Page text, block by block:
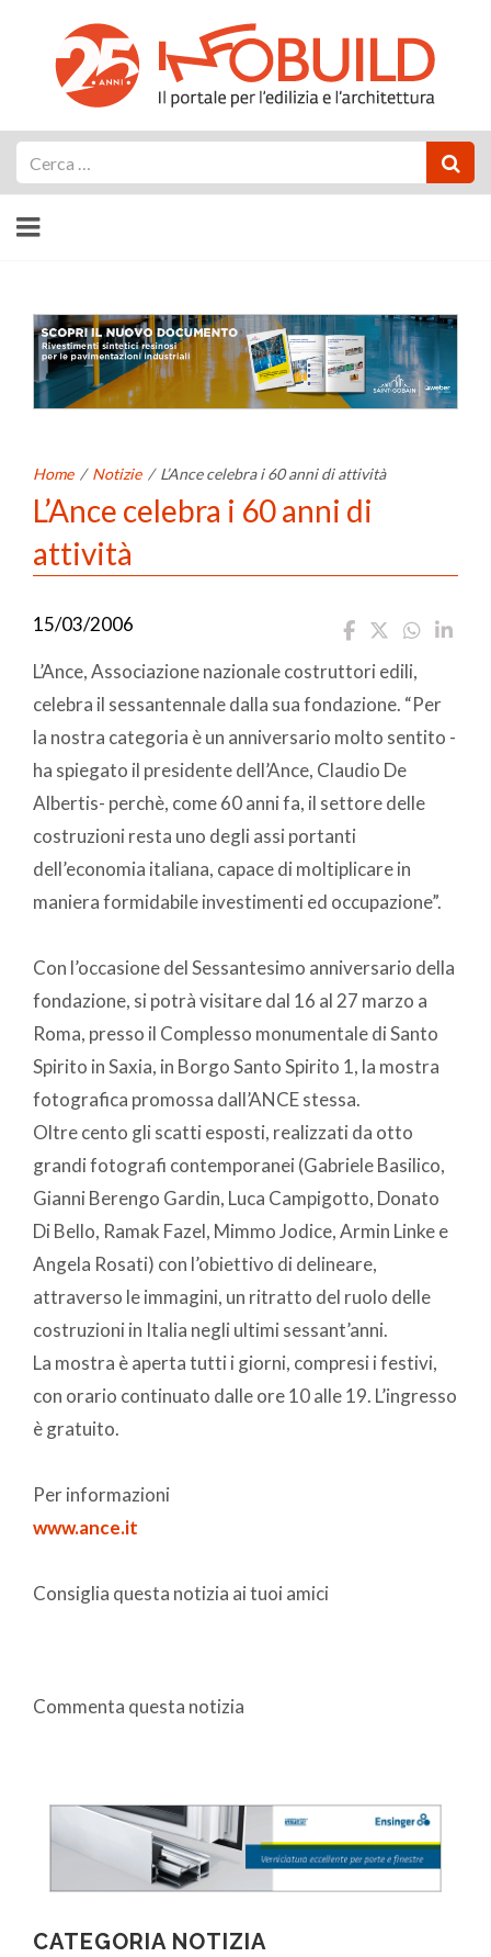
Home / Notizie / L’Ance celebra i 60 anni di attività
L’Ance celebra i 60 anni di
attività
15/03/2006
L’Ance, Associazione nazionale costruttori edili,
celebra il sessantennale dalla sua fondazione. “Per
la nostra categoria è un anniversario molto sentito -
ha spiegato il presidente dell’Ance, Claudio De
Albertis- perchè, come 60 anni fa, il settore delle
costruzioni resta uno degli assi portanti
dell’economia italiana, capace di moltiplicare in
maniera formidabile investimenti ed occupazione”.
Con l’occasione del Sessantesimo anniversario della
fondazione, si potrà visitare dal 16 al 27 marzo a
Roma, presso il Complesso monumentale di Santo
Spirito in Saxia, in Borgo Santo Spirito 1, la mostra
fotografica promossa dall’ANCE stessa.
Oltre cento gli scatti esposti, realizzati da otto
grandi fotografi contemporanei (Gabriele Basilico,
Gianni Berengo Gardin, Luca Campigotto, Donato
Di Bello, Ramak Fazel, Mimmo Jodice, Armin Linke e
Angela Rosati) con l’obiettivo di delineare,
attraverso le immagini, un ritratto del ruolo delle
costruzioni in Italia negli ultimi sessant’anni.
La mostra è aperta tutti i giorni, compresi i festivi,
con orario continuato dalle ore 10 alle 19. L’ingresso
è gratuito.
Per informazioni
www.ance.it
Consiglia questa notizia ai tuoi amici
Commenta questa notizia
CATEGORIA NOTIZIA